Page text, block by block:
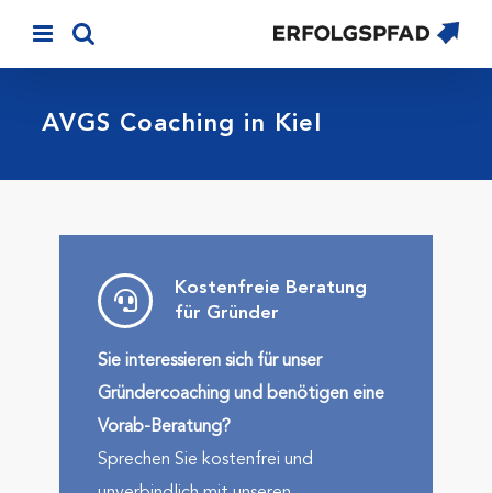
AVGS Coaching in Kiel
Kostenfreie Beratung
für Gründer
Sie interessieren sich für unser
Gründercoaching und benötigen eine
Vorab-Beratung?
Sprechen Sie kostenfrei und